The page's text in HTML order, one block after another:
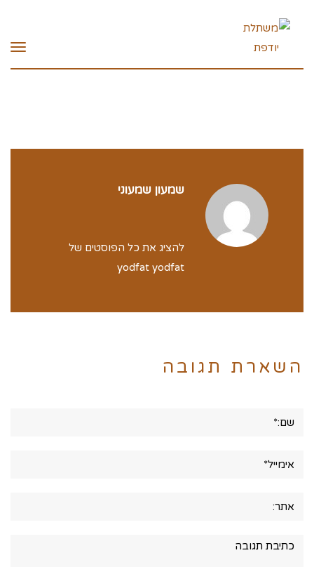
שמעון שמעוני
להציג את כל הפוסטים של
yodfat yodfat
השארת תגובה